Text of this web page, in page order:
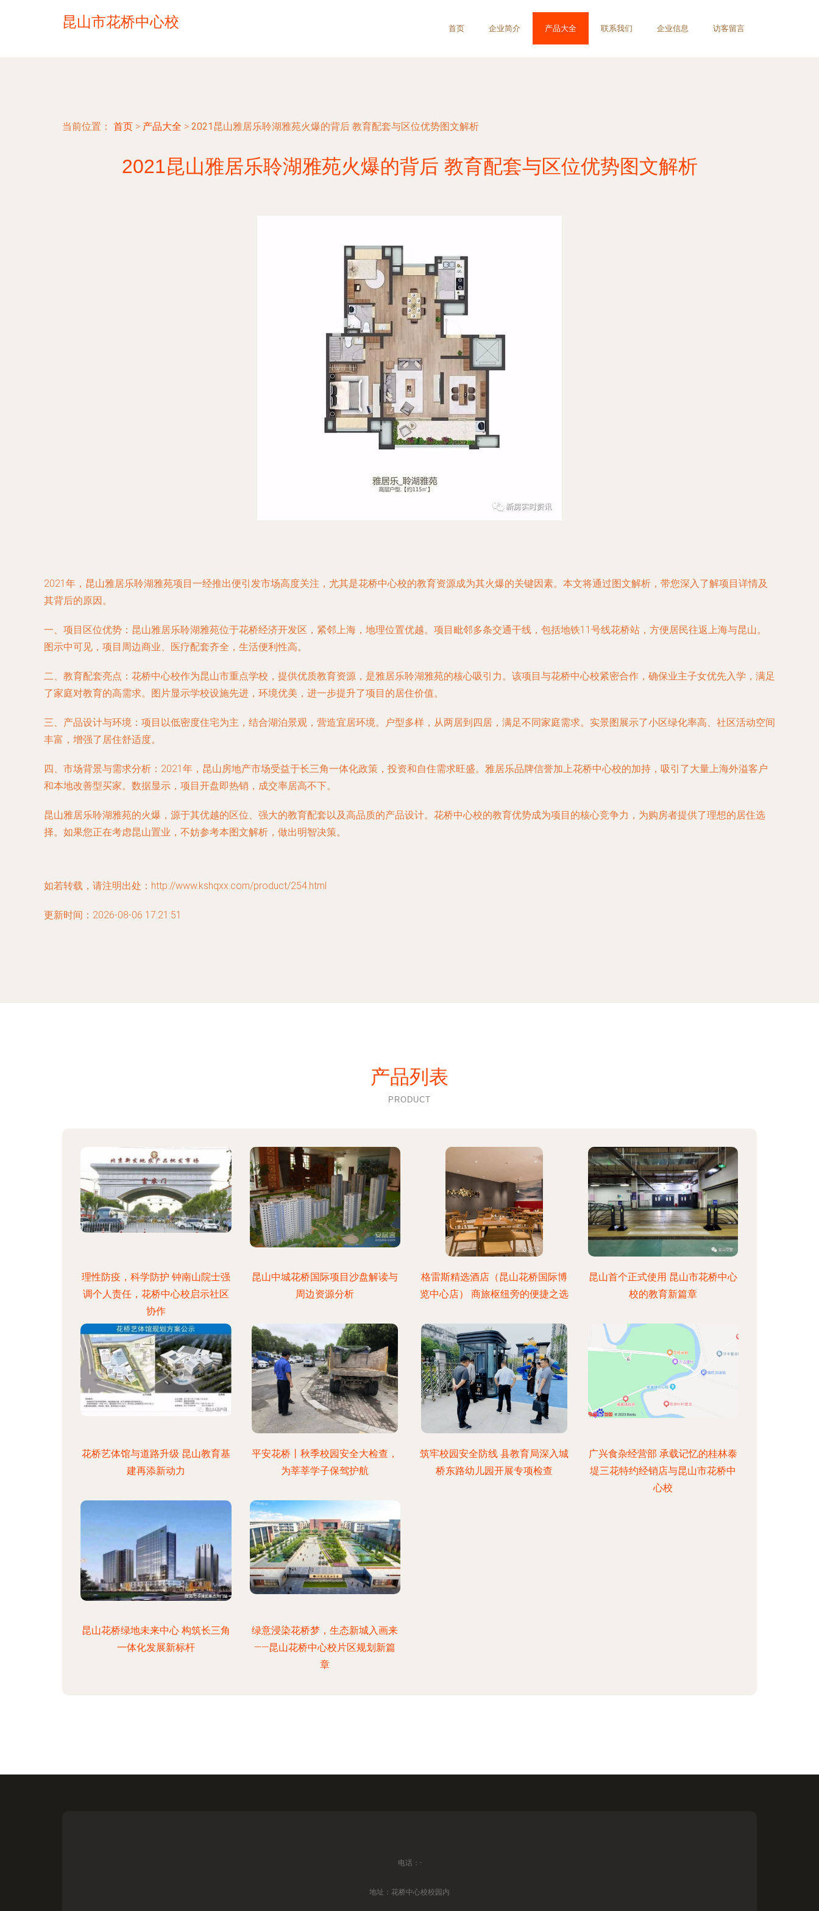
昆山市花桥中心校 首页 企业简介 产品大全 联系我们 企业信息 访客留言
当前位置： 首页 > 产品大全 > 2021昆山雅居乐聆湖雅苑火爆的背后 教育配套与区位优势图文解析
2021昆山雅居乐聆湖雅苑火爆的背后 教育配套与区位优势图文解析
2021年，昆山雅居乐聆湖雅苑项目一经推出便引发市场高度关注，尤其是花桥中心校的教育资源成为其火爆的关键因素。本文将通过图文解析，带您深入了解项目详情及
其背后的原因。
一、项目区位优势：昆山雅居乐聆湖雅苑位于花桥经济开发区，紧邻上海，地理位置优越。项目毗邻多条交通干线，包括地铁11号线花桥站，方便居民往返上海与昆山。
图示中可见，项目周边商业、医疗配套齐全，生活便利性高。
二、教育配套亮点：花桥中心校作为昆山市重点学校，提供优质教育资源，是雅居乐聆湖雅苑的核心吸引力。该项目与花桥中心校紧密合作，确保业主子女优先入学，满足
了家庭对教育的高需求。图片显示学校设施先进，环境优美，进一步提升了项目的居住价值。
三、产品设计与环境：项目以低密度住宅为主，结合湖泊景观，营造宜居环境。户型多样，从两居到四居，满足不同家庭需求。实景图展示了小区绿化率高、社区活动空间
丰富，增强了居住舒适度。
四、市场背景与需求分析：2021年，昆山房地产市场受益于长三角一体化政策，投资和自住需求旺盛。雅居乐品牌信誉加上花桥中心校的加持，吸引了大量上海外溢客户
和本地改善型买家。数据显示，项目开盘即热销，成交率居高不下。
昆山雅居乐聆湖雅苑的火爆，源于其优越的区位、强大的教育配套以及高品质的产品设计。花桥中心校的教育优势成为项目的核心竞争力，为购房者提供了理想的居住选
择。如果您正在考虑昆山置业，不妨参考本图文解析，做出明智决策。
如若转载，请注明出处：http://www.kshqxx.com/product/254.html
更新时间：2026-08-06 17:21:51
产品列表
PRODUCT
理性防疫，科学防护 钟南山院士强
调个人责任，花桥中心校启示社区
协作
昆山中城花桥国际项目沙盘解读与
周边资源分析
格雷斯精选酒店（昆山花桥国际博
览中心店） 商旅枢纽旁的便捷之选
昆山首个正式使用 昆山市花桥中心
校的教育新篇章
花桥艺体馆与道路升级 昆山教育基
建再添新动力
平安花桥丨秋季校园安全大检查，
为莘莘学子保驾护航
筑牢校园安全防线 县教育局深入城
桥东路幼儿园开展专项检查
广兴食杂经营部 承载记忆的桂林泰
堤三花特约经销店与昆山市花桥中
心校
昆山花桥绿地未来中心 构筑长三角
一体化发展新标杆
绿意浸染花桥梦，生态新城入画来
——昆山花桥中心校片区规划新篇
章
电话：-
地址：花桥中心校校园内